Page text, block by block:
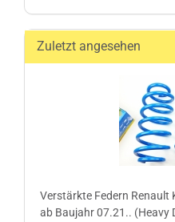
Zuletzt angesehen
Verstärkte Federn Renault
ab Baujahr 07.21.. (Heavy